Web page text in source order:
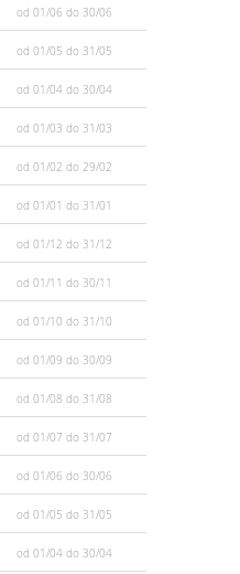
od 01/06 do 30/06
od 01/05 do 31/05
od 01/04 do 30/04
od 01/03 do 31/03
od 01/02 do 29/02
od 01/01 do 31/01
od 01/12 do 31/12
od 01/11 do 30/11
od 01/10 do 31/10
od 01/09 do 30/09
od 01/08 do 31/08
od 01/07 do 31/07
od 01/06 do 30/06
od 01/05 do 31/05
od 01/04 do 30/04